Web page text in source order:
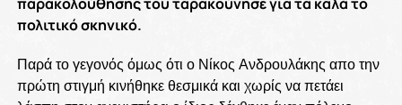
πολιτικό σκηνικό.
Παρά το γεγονός όμως ότι ο Νίκος Ανδρουλάκης απο την
πρώτη στιγμή κινήθηκε θεσμικά και χωρίς να πετάει